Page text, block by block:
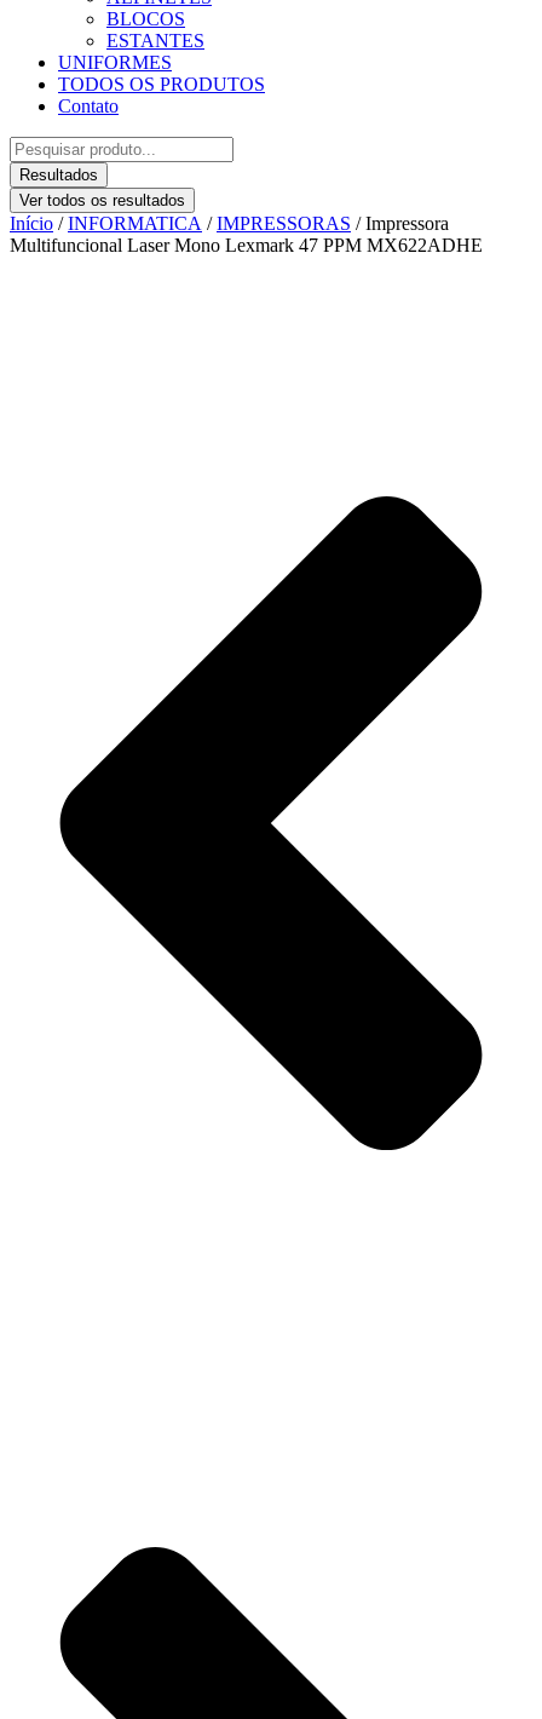
BLOCOS
ESTANTES
UNIFORMES
TODOS OS PRODUTOS
Contato
Pesquisar
...Resultados
Ver todos os resultados
Início /INFORMATICA /IMPRESSORAS / Impressora
Multifuncional Laser Mono Lexmark 47 PPM MX622ADHE